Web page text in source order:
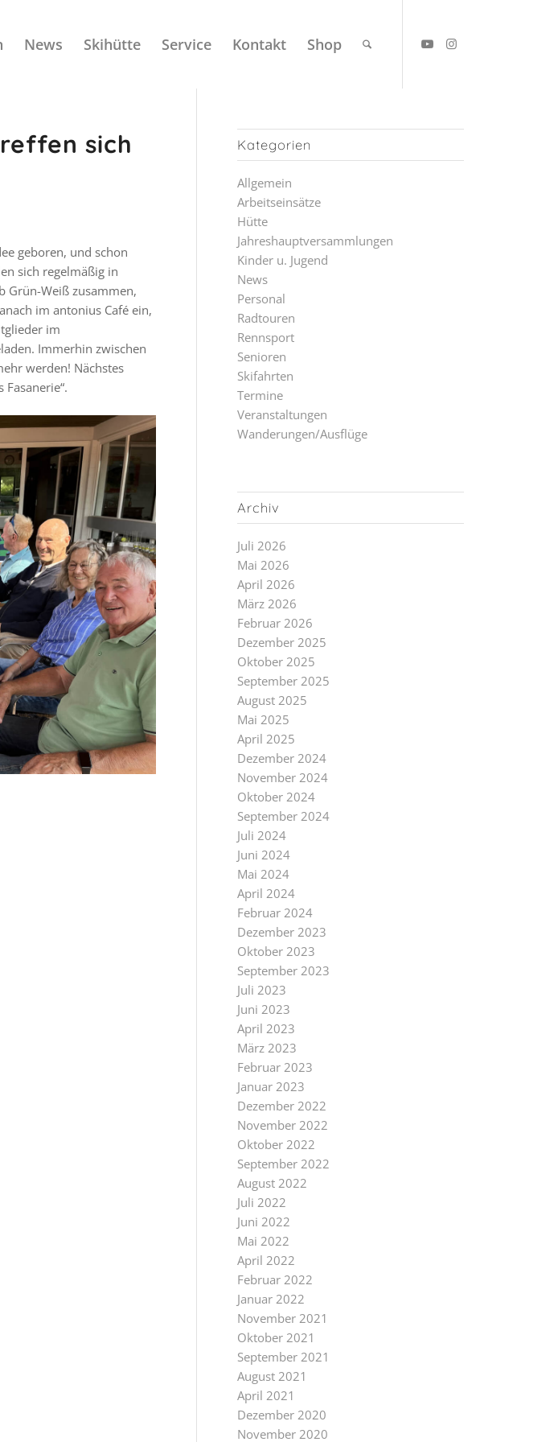
News Skihütte Service Kontakt Shop
sich
geboren, und schon
sich regelmäßig in
Grün-Weiß zusammen,
im antonius Café ein,
im
Immerhin zwischen
werden! Nächstes
Kategorien
Allgemein
Arbeitseinsätze
Hütte
Jahreshauptversammlungen
Kinder u. Jugend
News
Personal
Radtouren
Rennsport
Senioren
Skifahrten
Termine
Veranstaltungen
Wanderungen/Ausflüge
Archiv
Juli 2026
Mai 2026
April 2026
März 2026
Februar 2026
Dezember 2025
Oktober 2025
September 2025
August 2025
Mai 2025
April 2025
Dezember 2024
November 2024
Oktober 2024
September 2024
Juli 2024
Juni 2024
Mai 2024
April 2024
Februar 2024
Dezember 2023
Oktober 2023
September 2023
Juli 2023
Juni 2023
April 2023
März 2023
Februar 2023
Januar 2023
Dezember 2022
November 2022
Oktober 2022
September 2022
August 2022
Juli 2022
Juni 2022
Mai 2022
April 2022
Februar 2022
Januar 2022
November 2021
Oktober 2021
September 2021
August 2021
April 2021
Dezember 2020
November 2020